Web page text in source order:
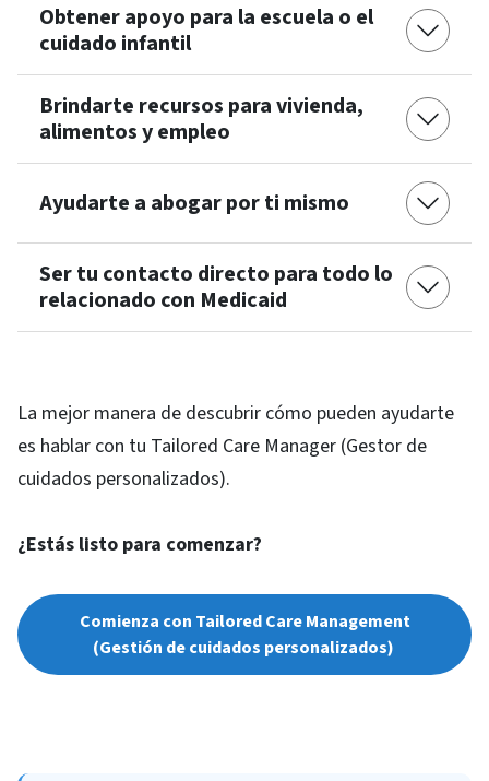
Obtener apoyo para la escuela o el
cuidado infantil
Brindarte recursos para vivienda,
alimentos y empleo
Ayudarte a abogar por ti mismo
Ser tu contacto directo para todo lo
relacionado con Medicaid
La mejor manera de descubrir cómo pueden ayudarte
es hablar con tu Tailored Care Manager (Gestor de
cuidados personalizados).
¿Estás listo para comenzar?
Comienza con Tailored Care Management
(Gestión de cuidados personalizados)